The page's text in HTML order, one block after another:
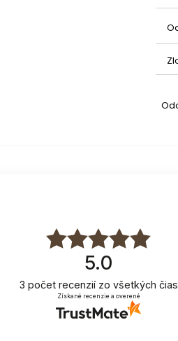
roštu od horného okraja
5.0
3 počet recenzií zo všetkých čias
Získané recenzie a overené